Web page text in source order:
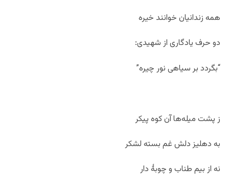
همه زندانیان خوانند خیره
دو حرف یادگاری از شهیدی:
“بگردد بر سیاهی نور چیره”
ز پشت میله‌ها آن کوه پیکر
به دهلیز دلش غم بسته لشکر
نه از بیم طناب و چوبۀ دار